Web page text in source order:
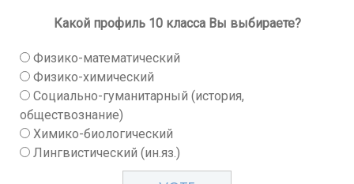
Какой профиль 10 класса Вы выбираете?
Физико-математический
Физико-химический
Социально-гуманитарный (история,
обществознание)
Химико-биологический
Лингвистический (ин.яз.)